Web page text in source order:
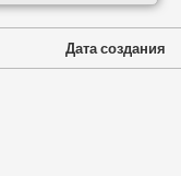
Дата создания